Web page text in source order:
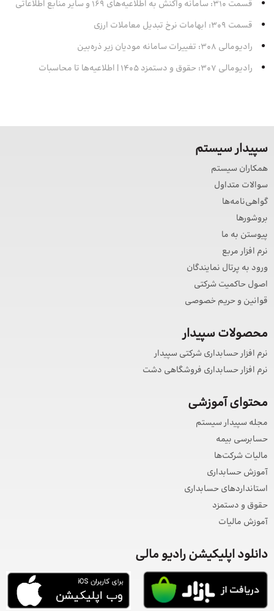
قسمت 310: سامانه واکنش به اطلاعیه‌های 169 و سایر منابع اطلاعاتی
قسمت 309: ابهامات نرخ تبدیل معاملات ارزی
رادیومالی 308: تغییرات سامانه مودیان زیر ذره‌بین
رادیومالی 307: حقوق و دستمزد 1405 | اطلاعیه‌ها تا محاسبات
سپیدار سیستم
همکاران سیستم
سوالات متداول
گواهی‌نامه‌ها
بروشورها
پیوستن به ما
نرم افزار مربع
ورود به پرتال نمایندگان
اصول حاکمیت شرکتی
قوانین و حریم خصوصی
محصولات سپیدار
نرم افزار حسابداری شرکتی سپیدار
نرم افزار حسابداری فروشگاهی دشت
محتوای آموزشی
مجله سپیدار سیستم
حسابرسی بیمه
مالیات شرکت‌ها
آموزش حسابداری
استانداردهای حسابداری
حقوق و دستمزد
آموزش مالیات
دانلود اپلیکیشن رادیو مالی